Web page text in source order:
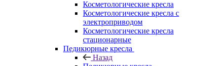
Косметологические кресла
Косметологические кресла с
электроприводом
Косметологические кресла
стационарные
Педикюрные кресла
Назад